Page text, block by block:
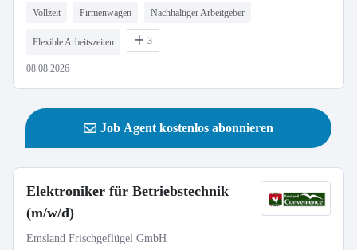
Vollzeit Firmenwagen Nachhaltiger Arbeitgeber
Flexible Arbeitszeiten 3
08.08.2026
Job Agent kostenlos abonnieren
Elektroniker für Betriebstechnik
(m/w/d)
Emsland Frischgeflügel GmbH